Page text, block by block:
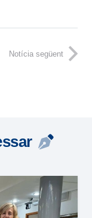
Notícia següent